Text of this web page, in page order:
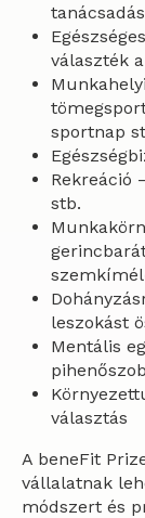
választék
sportnap
Rekreáció
stb.
leszokást
Mentális
választás
A beneFit
vállalatnak
módszert és